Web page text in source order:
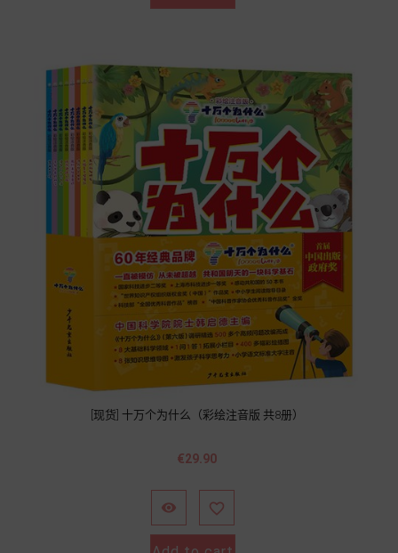
[现货] 十万个为什么（彩绘注音版 共8册）
Price
€29.90
 